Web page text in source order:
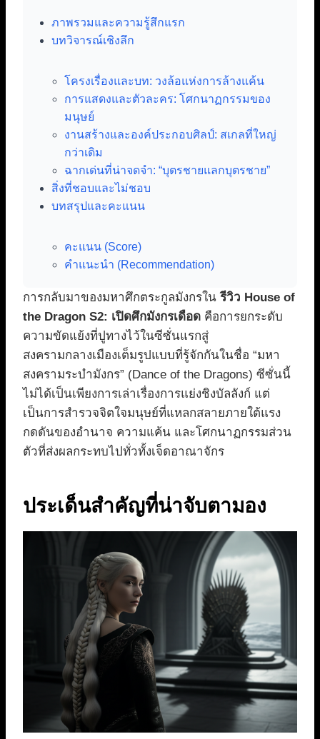
ภาพรวมและความรู้สึกแรก
บทวิจารณ์เชิงลึก
โครงเรื่องและบท: วงล้อแห่งการล้างแค้น
การแสดงและตัวละคร: โศกนาฏกรรมของ
มนุษย์
งานสร้างและองค์ประกอบศิลป์: สเกลที่ใหญ่
กว่าเดิม
ฉากเด่นที่น่าจดจำ: “บุตรชายแลกบุตรชาย”
สิ่งที่ชอบและไม่ชอบ
บทสรุปและคะแนน
คะแนน (Score)
คำแนะนำ (Recommendation)
การกลับมาของมหาศึกตระกูลมังกรในรีวิว House of
the Dragon S2: เปิดศึกมังกรเดือด คือการยกระดับ
ความขัดแย้งที่ปูทางไว้ในซีซั่นแรกสู่
สงครามกลางเมืองเต็มรูปแบบที่รู้จักกันในชื่อ “มหา
สงครามระบำมังกร” (Dance of the Dragons) ซีซั่นนี้
ไม่ได้เป็นเพียงการเล่าเรื่องการแย่งชิงบัลลังก์ แต่
เป็นการสำรวจจิตใจมนุษย์ที่แหลกสลายภายใต้แรง
กดดันของอำนาจ ความแค้น และโศกนาฏกรรมส่วน
ตัวที่ส่งผลกระทบไปทั่วทั้งเจ็ดอาณาจักร
ประเด็นสำคัญที่น่าจับตามอง